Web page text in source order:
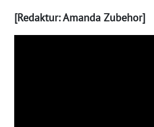
[Redaktur: Amanda Zubehor]
WN